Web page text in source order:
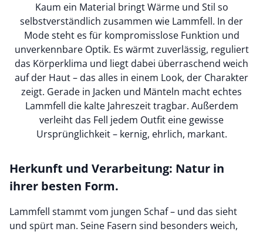
Kaum ein Material bringt Wärme und Stil so
selbstverständlich zusammen wie Lammfell. In der
Mode steht es für kompromisslose Funktion und
unverkennbare Optik. Es wärmt zuverlässig, reguliert
das Körperklima und liegt dabei überraschend weich
auf der Haut – das alles in einem Look, der Charakter
zeigt. Gerade in Jacken und Mänteln macht echtes
Lammfell die kalte Jahreszeit tragbar. Außerdem
verleiht das Fell jedem Outfit eine gewisse
Ursprünglichkeit – kernig, ehrlich, markant.
Herkunft und Verarbeitung: Natur in
ihrer besten Form.
Lammfell stammt vom jungen Schaf – und das sieht
und spürt man. Seine Fasern sind besonders weich,